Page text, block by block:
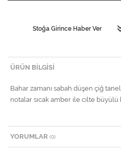
Stoğa Girince Haber Ver
ÜRÜN BILGISI
Bahar zamanı sabah düşen çiğ
notalar sıcak amber ile cilte büyülü
YORUMLAR (0)